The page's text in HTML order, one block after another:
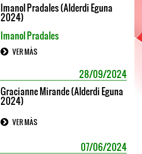
Imanol Pradales (Alderdi Eguna
2024)
Imanol Pradales
VER MÁS
28/09/2024
Gracianne Mirande (Alderdi Eguna
2024)
VER MÁS
07/06/2024